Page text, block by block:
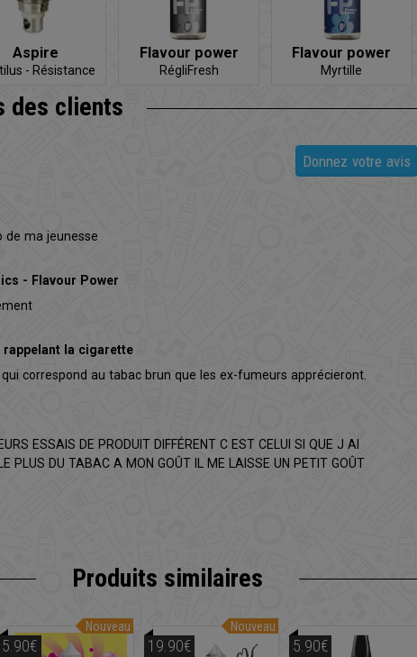
Aspire
- Résistance
Flavour power
RégliFresh
Flavour power
Myrtille
des clients
Donnez votre avis
de ma jeunesse
- Flavour Power
rappelant la cigarette
correspond au tabac brun que les ex-fumeurs apprécieront.
ESSAIS DE PRODUIT DIFFÉRENT C EST CELUI SI QUE J AI
PLUS DU TABAC A MON GOÛT IL ME LAISSE UN PETIT GOÛT
Produits similaires
Nouveau
5.90€
Nouveau
19.90€ 5.90€